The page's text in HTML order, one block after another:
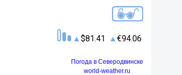
81.41 94.06
Погода в Северодвинске
world-weather.ru